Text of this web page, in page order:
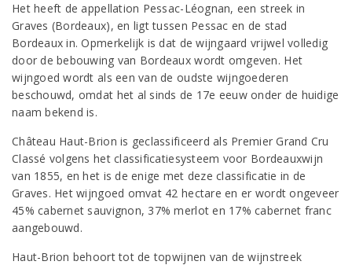
Het heeft de appellation Pessac-Léognan, een streek in
Graves (Bordeaux), en ligt tussen Pessac en de stad
Bordeaux in. Opmerkelijk is dat de wijngaard vrijwel volledig
door de bebouwing van Bordeaux wordt omgeven. Het
wijngoed wordt als een van de oudste wijngoederen
beschouwd, omdat het al sinds de 17e eeuw onder de huidige
naam bekend is.
Château Haut-Brion is geclassificeerd als Premier Grand Cru
Classé volgens het classificatiesysteem voor Bordeauxwijn
van 1855, en het is de enige met deze classificatie in de
Graves. Het wijngoed omvat 42 hectare en er wordt ongeveer
45% cabernet sauvignon, 37% merlot en 17% cabernet franc
aangebouwd.
Haut-Brion behoort tot de topwijnen van de wijnstreek